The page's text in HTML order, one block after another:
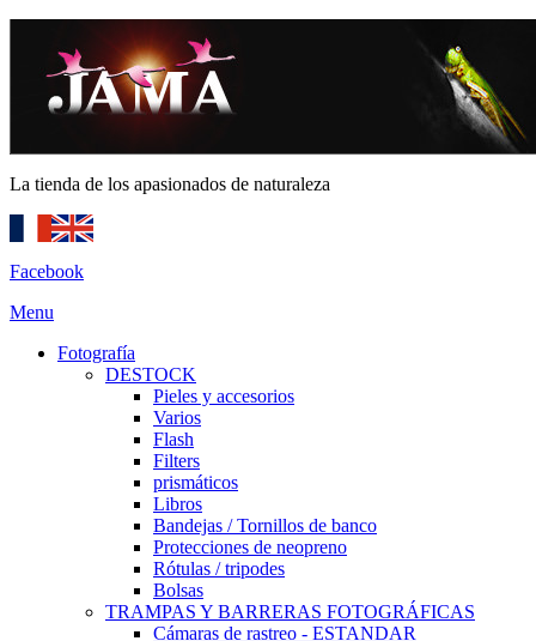
La tienda de los apasionados de naturaleza
Facebook
Menu
Fotografía
DESTOCK
Pieles y accesorios
Varios
Flash
Filters
prismáticos
Libros
Bandejas / Tornillos de banco
Protecciones de neopreno
Rótulas / tripodes
Bolsas
TRAMPAS Y BARRERAS FOTOGRÁFICAS
Cámaras de rastreo - ESTANDAR